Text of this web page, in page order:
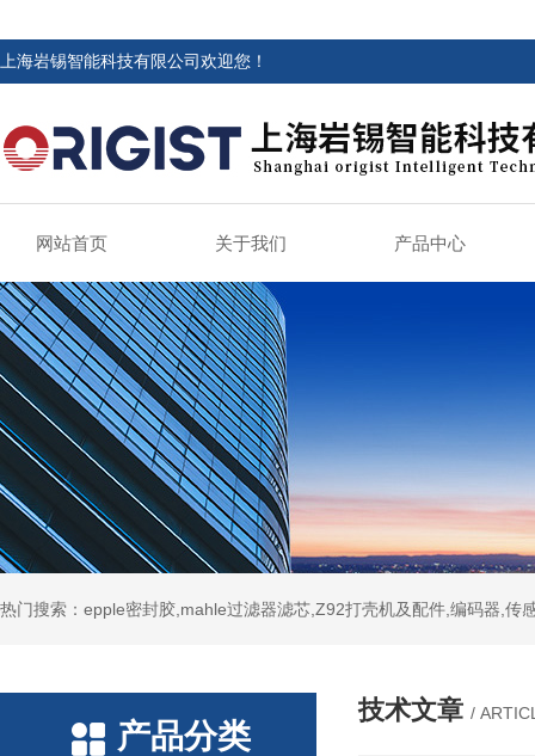
上海岩锡智能科技有限公司欢迎您！
网站首页 关于我们 产品中心
热门搜索：epple密封胶,mahle过滤器滤芯,Z92打壳机及配件,编码器,传
产品分类
技术文章 /